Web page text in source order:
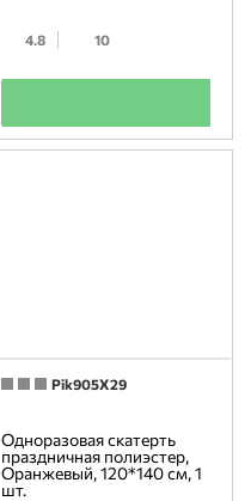
4.8 10
Pik905X29
Одноразовая скатерть
праздничная полиэстер,
Оранжевый, 120*140 см, 1
шт.